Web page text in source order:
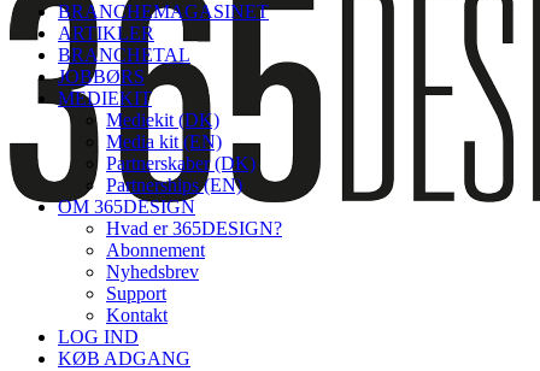
BRANCHEMAGASINET
ARTIKLER
BRANCHETAL
JOBBØRS
MEDIEKIT
Mediekit (DK)
Media kit (EN)
Partnerskaber (DK)
Partnerships (EN)
OM 365DESIGN
Hvad er 365DESIGN?
Abonnement
Nyhedsbrev
Support
Kontakt
LOG IND
KØB ADGANG